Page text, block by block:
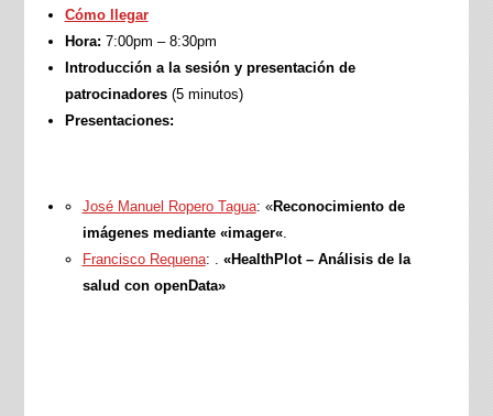
Cómo llegar
Hora: 7:00pm – 8:30pm
Introducción a la sesión y presentación de
patrocinadores(5 minutos)
Presentaciones:
José Manuel Ropero Tagua: «Reconocimiento de
imágenes mediante «imager«.
Francisco Requena: . «HealthPlot – Análisis de la
salud con openData»